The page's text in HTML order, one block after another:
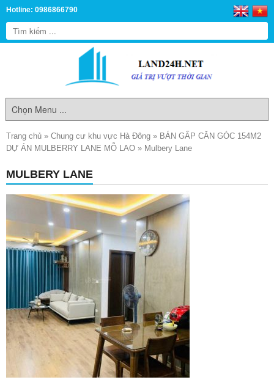
Hotline: 0986866790
Trang chủ » Chung cư khu vực Hà Đông » BÁN GẤP CĂN GÓC 154M2
DỰ ÁN MULBERRY LANE MỖ LAO » Mulbery Lane
MULBERY LANE